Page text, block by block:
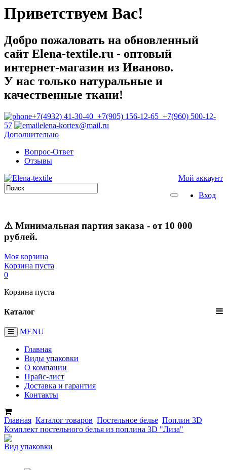
Приветствуем Вас!
Добро пожаловать на обновленный
сайт Elena-textile.ru - оптовый
интернет-магазин из Иваново.
У нас только натуральные и
качественные ткани!
+7(4932) 41-30-40 +7(905) 156-12-65 +7(960) 500-12-
57
elena-kortex@mail.ru
Дополнительно
Вопрос-Ответ
Отзывы
Мой аккаунт
Вход
⚠ Минимальная партия заказа - от 10 000
рублей.
Моя корзина
Корзина пуста
0
Корзина пуста
Каталог
MENU
Главная
Виды упаковки
О компании
Прайс-лист
Доставка и гарантия
Контакты
Главная Каталог товаров Постельное белье Поплин 3D
Комплект постельного белья из поплина 3D "Лиза"
Вид упаковки